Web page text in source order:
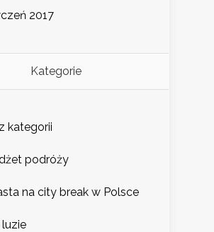
2017
Kategorie
kategorii
podróży
na city break w Polsce
luzie